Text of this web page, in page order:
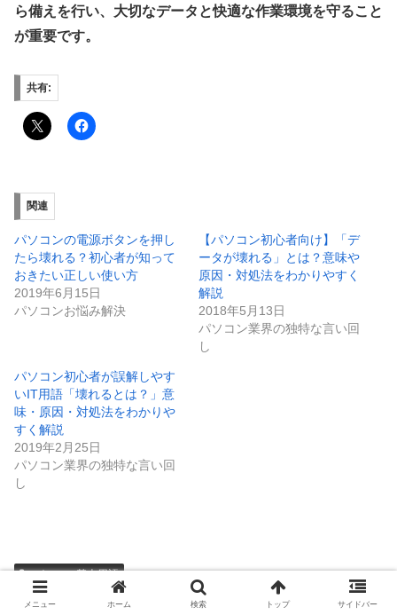
ら備えを行い、大切なデータと快適な作業環境を守ること
が重要です。
共有:
関連
パソコンの電源ボタンを押し
たら壊れる？初心者が知って
おきたい正しい使い方
2019年6月15日
パソコンお悩み解決
【パソコン初心者向け】「デ
ータが壊れる」とは？意味や
原因・対処法をわかりやすく
解説
2018年5月13日
パソコン業界の独特な言い回
し
パソコン初心者が誤解しやす
いIT用語「壊れるとは？」意
味・原因・対処法をわかりや
すく解説
2019年2月25日
パソコン業界の独特な言い回
し
パソコン基本用語
メニュー ホーム 検索 トップ サイドバー